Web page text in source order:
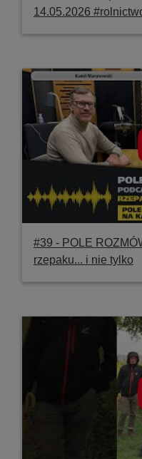
14.05.2026
#39 ‐ POLE
rzepaku... i nie tylko